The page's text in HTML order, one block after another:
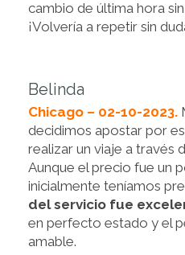
cambio de última hora
¡Volvería a repetir sin
Belinda
Chicago – 02-10-2023.
decidimos apostar por
realizar un viaje a través
Aunque el precio fue un
inicialmente teníamos
del servicio fue
en perfecto estado y el
amable.